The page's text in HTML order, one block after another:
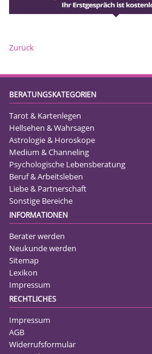
Zurück
BERATUNGSKATEGORIEN
Tarot & Kartenlegen
Hellsehen & Wahrsagen
Astrologie & Horoskope
Medium & Channeling
Psychologische Lebensberatung
Beruf & Arbeitsleben
Liebe & Partnerschaft
Sonstige Bereiche
INFORMATIONEN
Berater werden
Neukunde werden
Sitemap
Lexikon
Impressum
RECHTLICHES
Impressum
AGB
Widerrufsformular